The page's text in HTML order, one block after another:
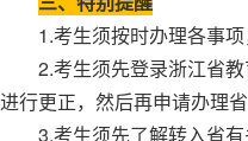
1.考生须按时办理各事项
2.考生须先登录浙江省
进行更正，然后再申请办理
3.考生须先了解转入省